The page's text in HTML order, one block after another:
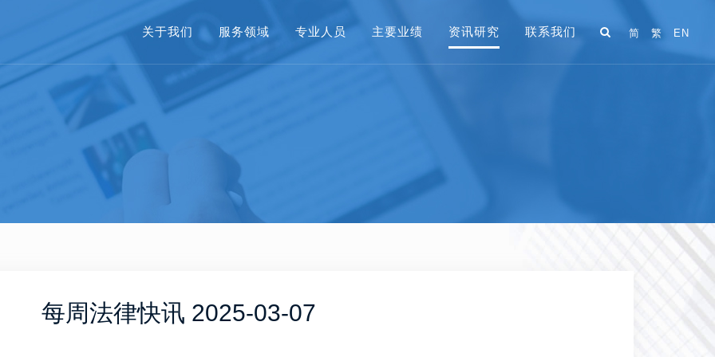
关于我们 服务领域 专业人员 主要业绩 资讯研究 联系我们 简 繁 EN
每周法律快讯 2025-03-07